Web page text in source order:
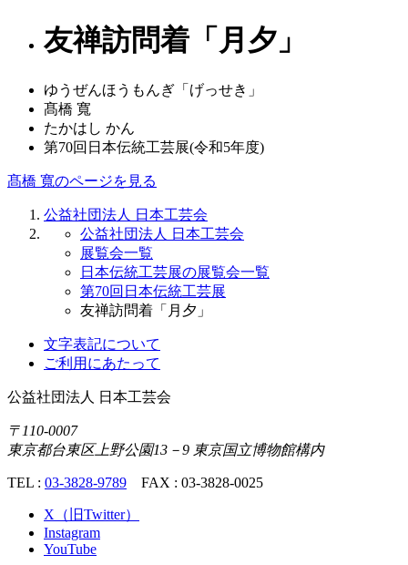
友禅訪問着「月夕」
ゆうぜんほうもんぎ「げっせき」
髙橋 寬
たかはし かん
第70回日本伝統工芸展(令和5年度)
髙橋 寬のページを見る
公益社団法人 日本工芸会
公益社団法人 日本工芸会
展覧会一覧
日本伝統工芸展の展覧会一覧
第70回日本伝統工芸展
友禅訪問着「月夕」
文字表記について
ご利用にあたって
公益社団法人 日本工芸会
〒110-0007
東京都台東区上野公園13－9 東京国立博物館構内
TEL : 03-3828-9789 FAX : 03-3828-0025
X（旧Twitter）
Instagram
YouTube